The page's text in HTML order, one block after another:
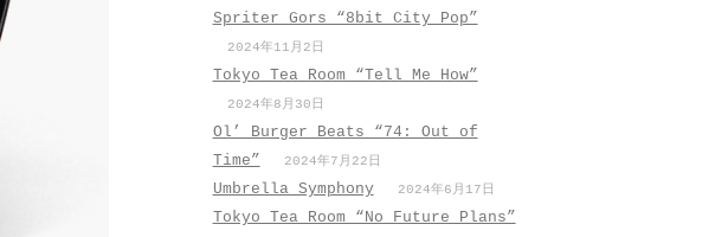
Spriter Gors “8bit City Pop”
2024年11月2日
Tokyo Tea Room “Tell Me How”
2024年8月30日
Ol’ Burger Beats “74: Out of
Time”
2024年7月22日
Umbrella Symphony 2024年6月17日
Tokyo Tea Room “No Future Plans”